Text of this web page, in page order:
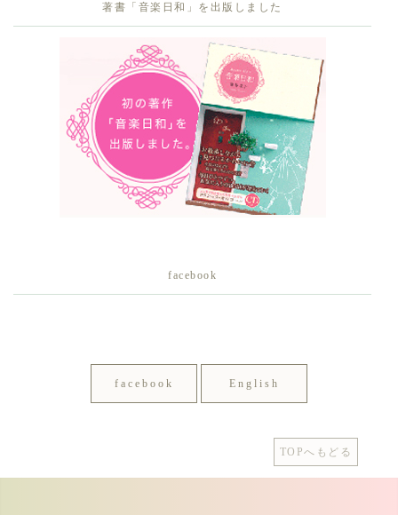
著書「音楽日和」を出版しました
facebook
facebook English
TOPへもどる